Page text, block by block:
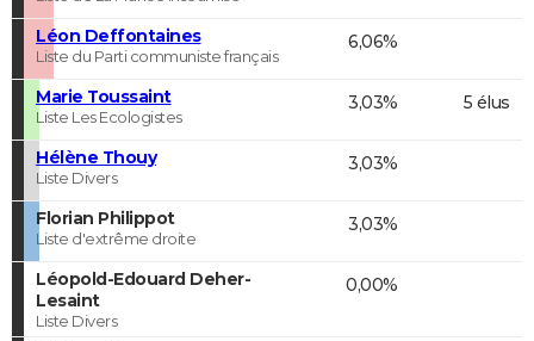
Léon Deffontaines
Liste du Parti communiste français
6,06%
Marie Toussaint
Liste Les Ecologistes
3,03% 5 élus
Hélène Thouy
Liste Divers
3,03%
Florian Philippot
Liste d'extrême droite
3,03%
Léopold-Edouard Deher-
Lesaint
Liste Divers
0,00%